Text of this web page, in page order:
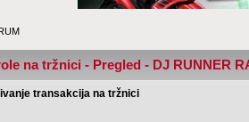
na tržnici - Pregled - DJ RUNNER
transakcija na tržnici